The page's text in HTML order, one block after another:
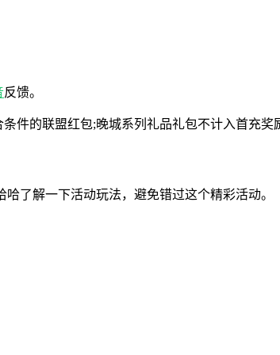
反馈。
件的联盟红包;晚城系列礼品礼包不计入首充奖
了解一下活动玩法，避免错过这个精彩活动。